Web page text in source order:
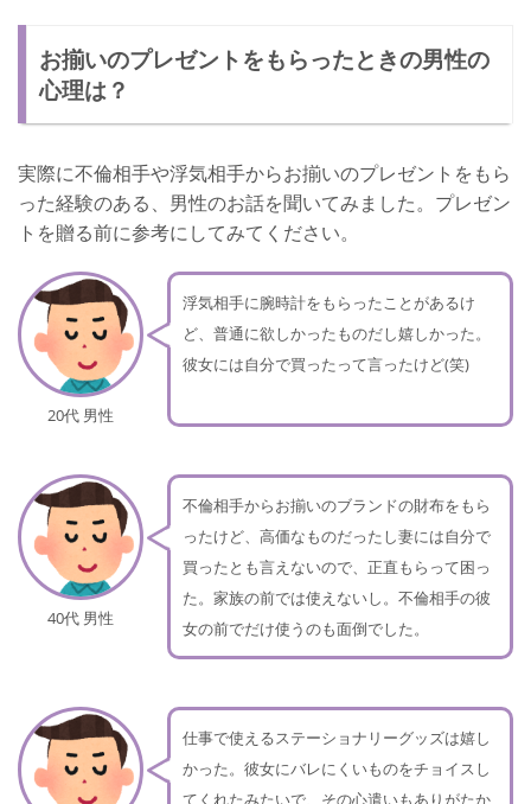
お揃いのプレゼントをもらったときの男性の
心理は？
実際に不倫相手や浮気相手からお揃いのプレゼントをもら
った経験のある、男性のお話を聞いてみました。プレゼン
トを贈る前に参考にしてみてください。
20代 男性
浮気相手に腕時計をもらったことがあるけ
ど、普通に欲しかったものだし嬉しかった。
彼女には自分で買ったって言ったけど(笑)
40代 男性
不倫相手からお揃いのブランドの財布をもら
ったけど、高価なものだったし妻には自分で
買ったとも言えないので、正直もらって困っ
た。家族の前では使えないし。不倫相手の彼
女の前でだけ使うのも面倒でした。
仕事で使えるステーショナリーグッズは嬉し
かった。彼女にバレにくいものをチョイスし
てくれたみたいで、その心遣いもありがたか